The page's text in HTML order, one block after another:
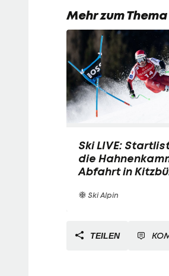
Mehr zum Thema
Ski LIVE:
die
Abfahrt in
Ski Alpin
TEILEN